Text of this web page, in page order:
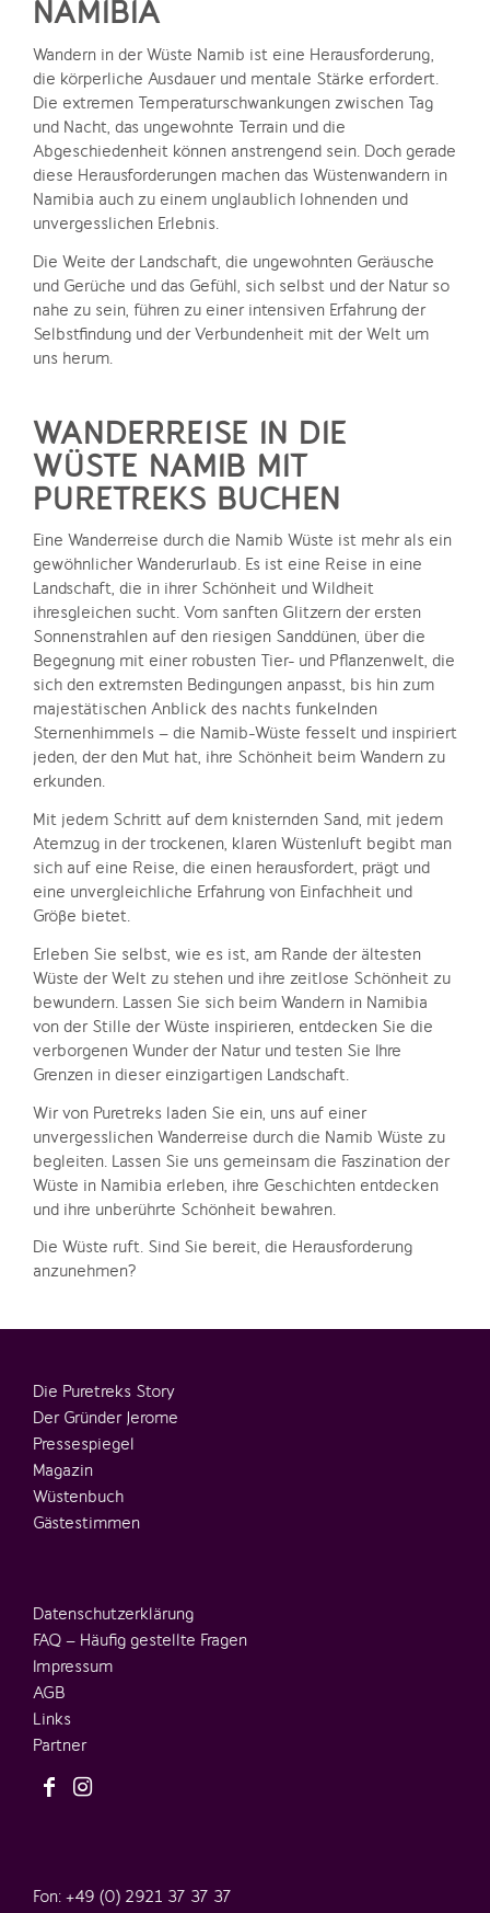
NAMIBIA
Wandern in der Wüste Namib ist eine Herausforderung,
die körperliche Ausdauer und mentale Stärke erfordert.
Die extremen Temperaturschwankungen zwischen Tag
und Nacht, das ungewohnte Terrain und die
Abgeschiedenheit können anstrengend sein. Doch gerade
diese Herausforderungen machen das Wüstenwandern in
Namibia auch zu einem unglaublich lohnenden und
unvergesslichen Erlebnis.
Die Weite der Landschaft, die ungewohnten Geräusche
und Gerüche und das Gefühl, sich selbst und der Natur so
nahe zu sein, führen zu einer intensiven Erfahrung der
Selbstfindung und der Verbundenheit mit der Welt um
uns herum.
WANDERREISE IN DIE
WÜSTE NAMIB MIT
PURETREKS BUCHEN
Eine Wanderreise durch die Namib Wüste ist mehr als ein
gewöhnlicher Wanderurlaub. Es ist eine Reise in eine
Landschaft, die in ihrer Schönheit und Wildheit
ihresgleichen sucht. Vom sanften Glitzern der ersten
Sonnenstrahlen auf den riesigen Sanddünen, über die
Begegnung mit einer robusten Tier- und Pflanzenwelt, die
sich den extremsten Bedingungen anpasst, bis hin zum
majestätischen Anblick des nachts funkelnden
Sternenhimmels – die Namib-Wüste fesselt und inspiriert
jeden, der den Mut hat, ihre Schönheit beim Wandern zu
erkunden.
Mit jedem Schritt auf dem knisternden Sand, mit jedem
Atemzug in der trockenen, klaren Wüstenluft begibt man
sich auf eine Reise, die einen herausfordert, prägt und
eine unvergleichliche Erfahrung von Einfachheit und
Größe bietet.
Erleben Sie selbst, wie es ist, am Rande der ältesten
Wüste der Welt zu stehen und ihre zeitlose Schönheit zu
bewundern. Lassen Sie sich beim Wandern in Namibia
von der Stille der Wüste inspirieren, entdecken Sie die
verborgenen Wunder der Natur und testen Sie Ihre
Grenzen in dieser einzigartigen Landschaft.
Wir von Puretreks laden Sie ein, uns auf einer
unvergesslichen Wanderreise durch die Namib Wüste zu
begleiten. Lassen Sie uns gemeinsam die Faszination der
Wüste in Namibia erleben, ihre Geschichten entdecken
und ihre unberührte Schönheit bewahren.
Die Wüste ruft. Sind Sie bereit, die Herausforderung
anzunehmen?
Die Puretreks Story
Der Gründer Jerome
Pressespiegel
Magazin
Wüstenbuch
Gästestimmen
Datenschutzerklärung
FAQ – Häufig gestellte Fragen
Impressum
AGB
Links
Partner
Fon: +49 (0) 2921 37 37 37